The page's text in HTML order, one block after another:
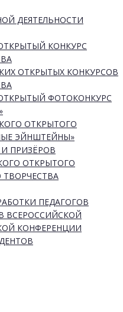
ДЕЯТЕЛЬНОСТИ
КОНКУРС
ОТКРЫТЫХ КОНКУРСОВ
ФОТОКОНКУРС
ОТКРЫТОГО
ЭЙНШТЕЙНЫ»
ПРИЗЁРОВ
ОТКРЫТОГО
ТВОРЧЕСТВА
ПЕДАГОГОВ
ВСЕРОССИЙСКОЙ
КОНФЕРЕНЦИИ